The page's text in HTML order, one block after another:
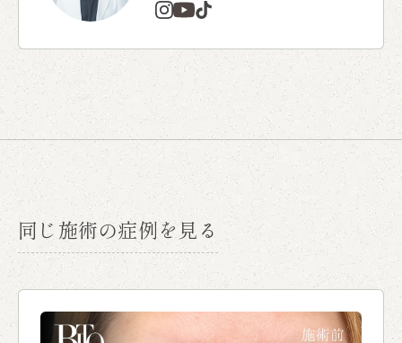
同じ施術の症例を見る